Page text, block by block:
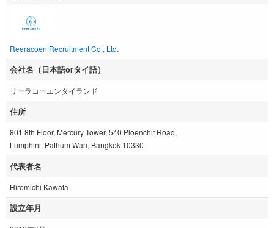
Reeracoen Recruitment Co., Ltd.
会社名（日本語orタイ語）
リーラコーエンタイランド
住所
801 8th Floor, Mercury Tower, 540 Ploenchit Road,
Lumphini, Pathum Wan, Bangkok 10330
代表者名
Hiromichi Kawata
設立年月